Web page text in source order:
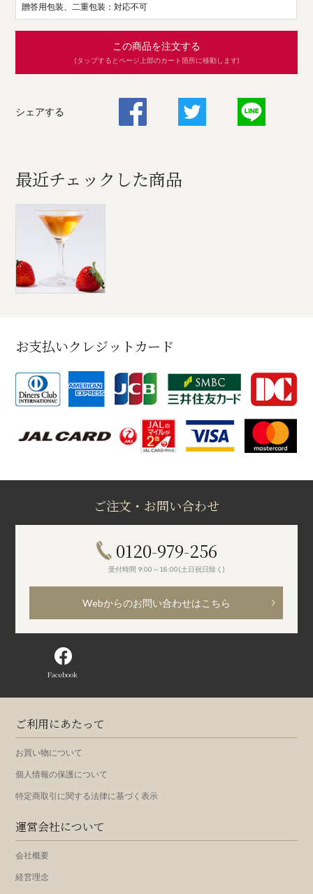
贈答用包装、二重包装：対応不可
この商品を注文する
(タップするとページ上部のカート箇所に移動します)
シェアする
最近チェックした商品
お支払いクレジットカード
ご注文・お問い合わせ
0120-979-256
受付時間 9:00～18:00(土日祝日除く)
Webからのお問い合わせはこちら
Facebook
ご利用にあたって
お買い物について
個人情報の保護について
特定商取引に関する法律に基づく表示
運営会社について
会社概要
経営理念